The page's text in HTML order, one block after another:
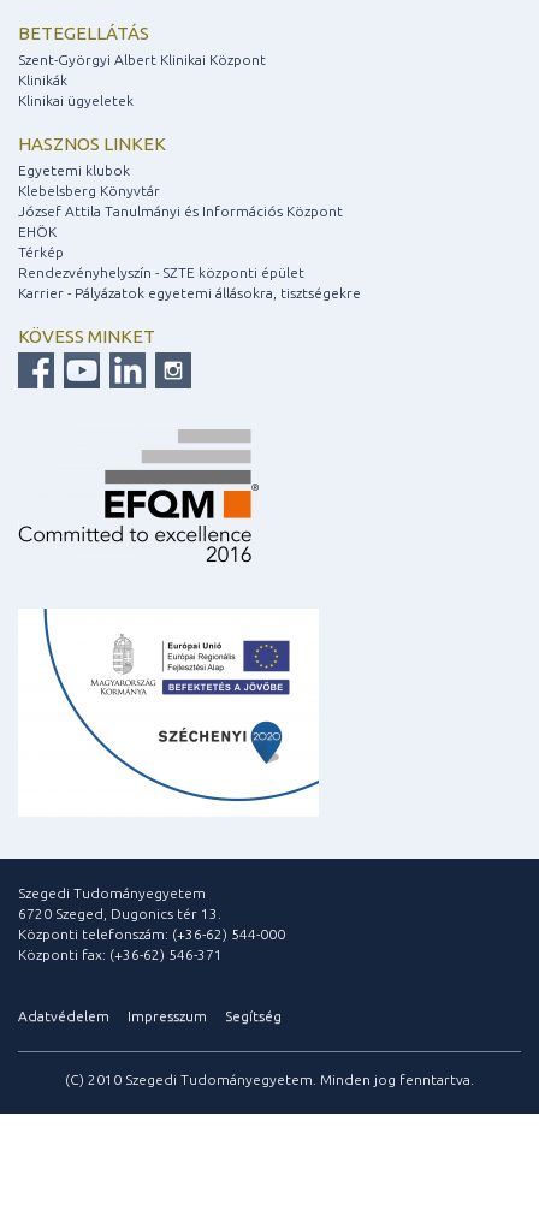
BETEGELLÁTÁS
Szent-Györgyi Albert Klinikai Központ
Klinikák
Klinikai ügyeletek
HASZNOS LINKEK
Egyetemi klubok
Klebelsberg Könyvtár
József Attila Tanulmányi és Információs Központ
EHÖK
Térkép
Rendezvényhelyszín - SZTE központi épület
Karrier - Pályázatok egyetemi állásokra, tisztségekre
KÖVESS MINKET
Szegedi Tudományegyetem
6720 Szeged, Dugonics tér 13.
Központi telefonszám: (+36-62) 544-000
Központi fax: (+36-62) 546-371
Adatvédelem Impresszum Segítség
(C) 2010 Szegedi Tudományegyetem. Minden jog fenntartva.